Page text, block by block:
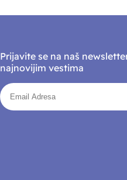
Prijavite se na naš
najnovijim vestima